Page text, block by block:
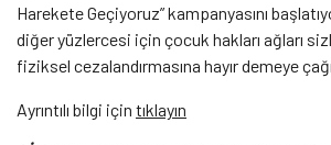
Harekete Geçiyoruz” kampanyasını
diğer yüzlercesi için çocuk hakları ağları
fiziksel cezalandırmasına hayır demeye
Ayrıntılı bilgi için tıklayın